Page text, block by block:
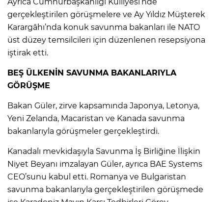
gerçekleştirilen görüşmelere ve Ay Yıldız Müşterek
Karargâhı’nda konuk savunma bakanları ile NATO
üst düzey temsilcileri için düzenlenen resepsiyona
iştirak etti.
BEŞ ÜLKENİN SAVUNMA BAKANLARIYLA
GÖRÜŞME
Bakan Güler, zirve kapsamında Japonya, Letonya,
Yeni Zelanda, Macaristan ve Kanada savunma
bakanlarıyla görüşmeler gerçekleştirdi.
Kanadalı mevkidaşıyla Savunma İş Birliğine İlişkin
Niyet Beyanı imzalayan Güler, ayrıca BAE Systems
CEO’sunu kabul etti. Romanya ve Bulgaristan
savunma bakanlarıyla gerçekleştirilen görüşmede